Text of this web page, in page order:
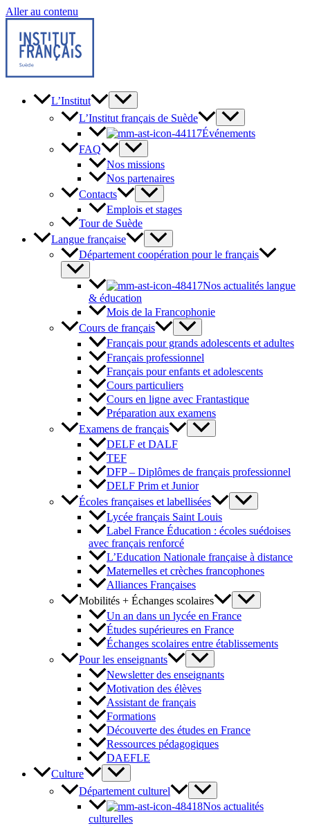
Aller au contenu
L’Institut
L’Institut français de Suède
Événements
FAQ
Nos missions
Nos partenaires
Contacts
Emplois et stages
Tour de Suède
Langue française
Département coopération pour le français
Nos actualités langue
& éducation
Mois de la Francophonie
Cours de français
Français pour grands adolescents et adultes
Français professionnel
Français pour enfants et adolescents
Cours particuliers
Cours en ligne avec Frantastique
Préparation aux examens
Examens de français
DELF et DALF
TEF
DFP – Diplômes de français professionnel
DELF Prim et Junior
Écoles françaises et labellisées
Lycée français Saint Louis
Label France Éducation : écoles suédoises
avec français renforcé
L’Education Nationale française à distance
Maternelles et crèches francophones
Alliances Françaises
Mobilités + Échanges scolaires
Un an dans un lycée en France
Études supérieures en France
Échanges scolaires entre établissements
Pour les enseignants
Newsletter des enseignants
Motivation des élèves
Assistant de français
Formations
Découverte des études en France
Ressources pédagogiques
DAEFLE
Culture
Département culturel
Nos actualités
culturelles